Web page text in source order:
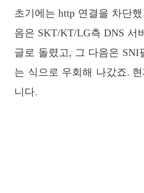
초기에는 http 연결을 차단
음은 SKT/KT/LG측 DNS 서
글로 돌렸고, 그 다음은
는 식으로 우회해 나갔죠.
니다.